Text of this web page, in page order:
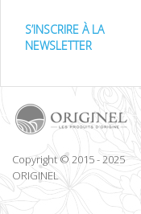
S’INSCRIRE À LA
NEWSLETTER
Copyright © 2015 - 2025
ORIGINEL